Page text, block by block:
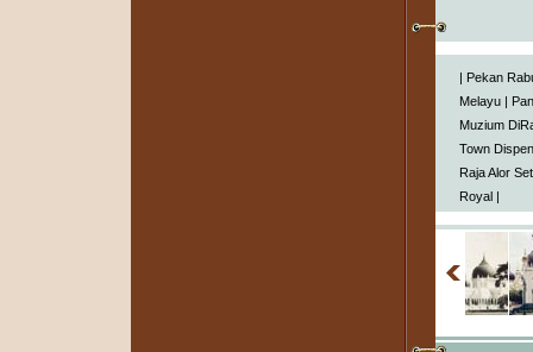
| Pekan
Melayu |
Muzium
Town
Raja Alor
Royal |